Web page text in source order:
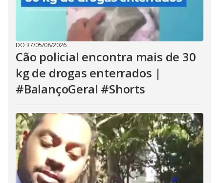
DO R7/05/08/2026
Cão policial encontra mais de 30
kg de drogas enterrados |
#BalançoGeral #Shorts